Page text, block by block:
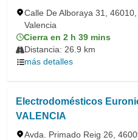
Calle De Alboraya 31, 46010,
Valencia
Cierra en 2 h 39 mins
Distancia: 26.9 km
más detalles
Electrodomésticos
VALENCIA
Avda. Primado Reig 26,